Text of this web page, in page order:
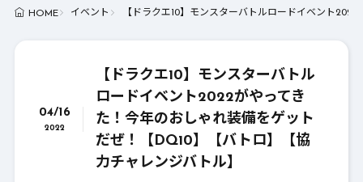
HOME イベント 【ドラクエ10】モンスターバトルロードイベント
04/16
2022
【ドラクエ10】モンスターバトル
ロードイベント2022がやってき
た！今年のおしゃれ装備をゲット
だぜ！【DQ10】【バトロ】【協
力チャレンジバトル】